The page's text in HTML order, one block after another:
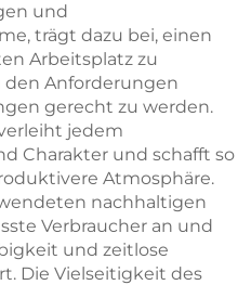
und
trägt dazu bei, einen
Arbeitsplatz zu
Anforderungen
gerecht zu werden.
jedem
Charakter und schafft so
Atmosphäre.
nachhaltigen
Verbraucher an und
und zeitlose
Die Vielseitigkeit des